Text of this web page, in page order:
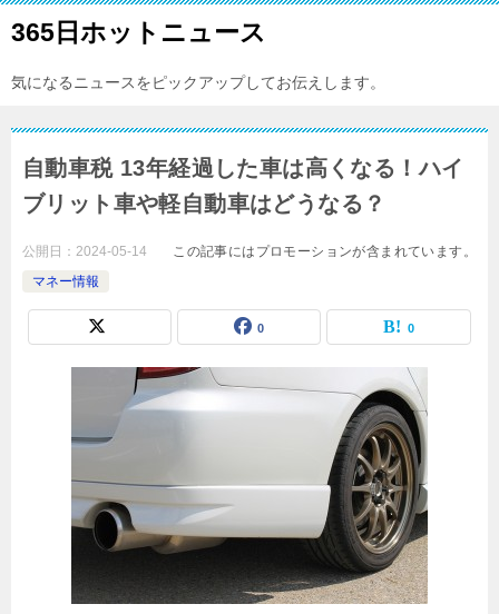
365日ホットニュース
気になるニュースをピックアップしてお伝えします。
自動車税 13年経過した車は高くなる！ハイ
ブリット車や軽自動車はどうなる？
公開日： 2024-05-14
マネー情報
この記事にはプロモーションが含まれています。
0 0